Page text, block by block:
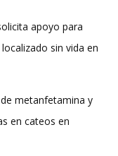
apoyo para
sin vida en
metanfetamina y
en cateos en